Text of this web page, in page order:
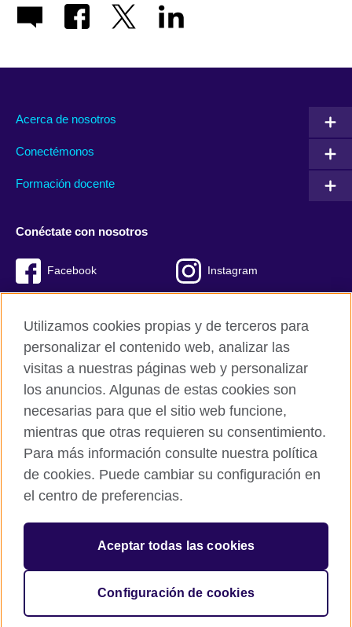
Acerca de nosotros
Conectémonos
Formación docente
Conéctate con nosotros
Facebook Instagram
British Council global
Políticas de privacidad y condiciones de uso
© 2026 British Council
The United Kingdom’s international organisation for cultural
Utilizamos cookies propias y de terceros para
personalizar el contenido web, analizar las
visitas a nuestras páginas web y personalizar
los anuncios. Algunas de estas cookies son
necesarias para que el sitio web funcione,
mientras que otras requieren su consentimiento.
Para más información consulte nuestra política
de cookies. Puede cambiar su configuración en
el centro de preferencias.
Aceptar todas las cookies
Configuración de cookies